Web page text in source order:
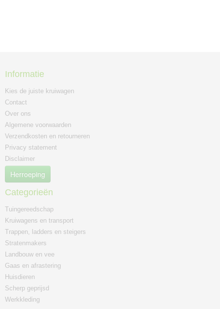
Informatie
Kies de juiste kruiwagen
Contact
Over ons
Algemene voorwaarden
Verzendkosten en retourneren
Privacy statement
Disclaimer
Herroeping
Categorieën
Tuingereedschap
Kruiwagens en transport
Trappen, ladders en steigers
Stratenmakers
Landbouw en vee
Gaas en afrastering
Huisdieren
Scherp geprijsd
Werkkleding